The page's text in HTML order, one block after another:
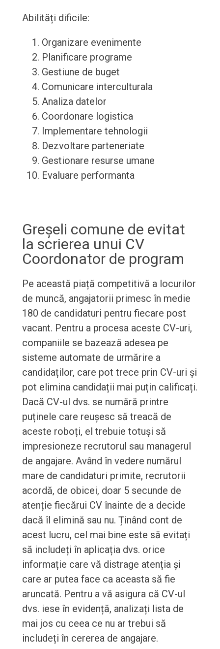
Abilități dificile:
Organizare evenimente
Planificare programe
Gestiune de buget
Comunicare interculturala
Analiza datelor
Coordonare logistica
Implementare tehnologii
Dezvoltare parteneriate
Gestionare resurse umane
Evaluare performanta
Greșeli comune de evitat
la scrierea unui CV
Coordonator de program
Pe această piață competitivă a locurilor
de muncă, angajatorii primesc în medie
180 de candidaturi pentru fiecare post
vacant. Pentru a procesa aceste CV-uri,
companiile se bazează adesea pe
sisteme automate de urmărire a
candidaților, care pot trece prin CV-uri și
pot elimina candidații mai puțin calificați.
Dacă CV-ul dvs. se numără printre
puținele care reușesc să treacă de
aceste roboți, el trebuie totuși să
impresioneze recrutorul sau managerul
de angajare. Având în vedere numărul
mare de candidaturi primite, recrutorii
acordă, de obicei, doar 5 secunde de
atenție fiecărui CV înainte de a decide
dacă îl elimină sau nu. Ținând cont de
acest lucru, cel mai bine este să evitați
să includeți în aplicația dvs. orice
informație care vă distrage atenția și
care ar putea face ca aceasta să fie
aruncată. Pentru a vă asigura că CV-ul
dvs. iese în evidență, analizați lista de
mai jos cu ceea ce nu ar trebui să
includeți în cererea de angajare.